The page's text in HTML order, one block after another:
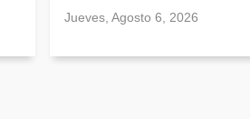
Jueves, Agosto 6, 2026